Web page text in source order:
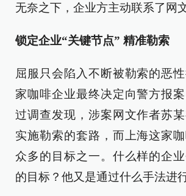
无奈之下，企业方主动联系了网
锁定企业“关键节点” 精准勒索
屈服只会陷入不断被勒索的恶
家咖啡企业最终决定向警方报
过调查发现，涉案网文作者苏
实施勒索的套路，而上海这家
众多的目标之一。什么样的企
的目标？他又是通过什么手法进